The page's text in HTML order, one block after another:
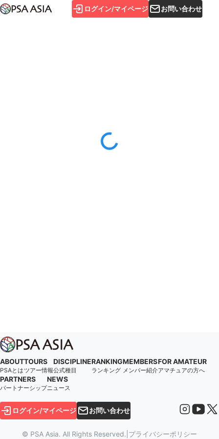
ログイン/マイページ お問い合わせ
ABOUT
PSAとは
TOURS
ツアー情報
DISCIPLINE
公式種目
RANKING
ランキング
MEMBERS
メンバー紹介
FOR AMATEUR
アマチュアの方へ
PARTNERS
パートナーシップ
NEWS
ニュース
ログイン/マイページ お問い合わせ
© PSA Asia. All Rights Reserved. プライバシーポリシー